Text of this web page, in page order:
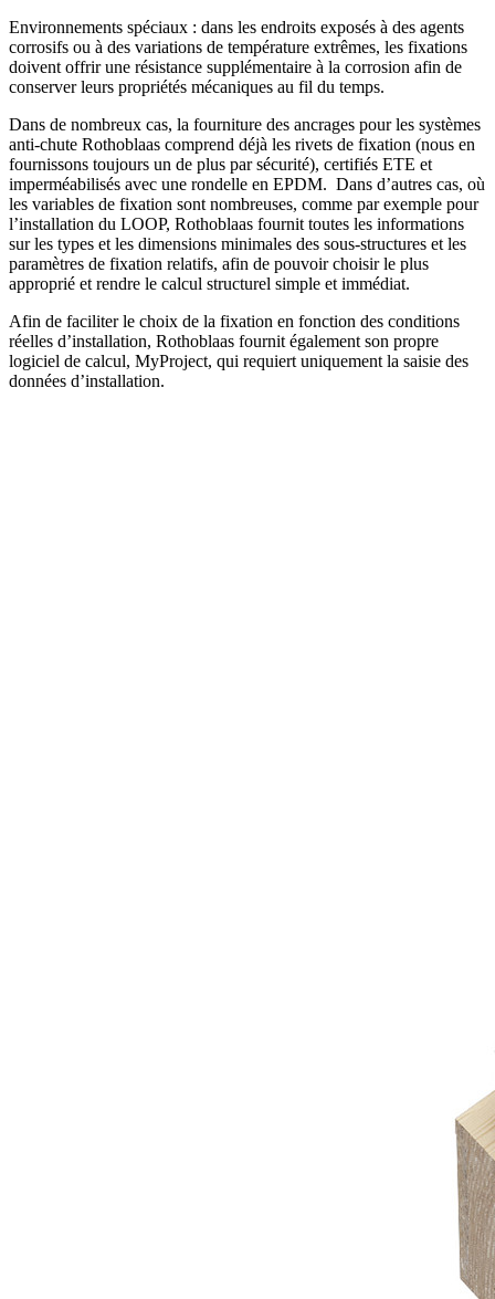
Environnements spéciaux : dans les endroits exposés à des agents
corrosifs ou à des variations de température extrêmes, les fixations
doivent offrir une résistance supplémentaire à la corrosion afin de
conserver leurs propriétés mécaniques au fil du temps.
Dans de nombreux cas, la fourniture des ancrages pour les systèmes
anti-chute Rothoblaas comprend déjà les rivets de fixation (nous en
fournissons toujours un de plus par sécurité), certifiés ETE et
imperméabilisés avec une rondelle en EPDM. Dans d’autres cas, où
les variables de fixation sont nombreuses, comme par exemple pour
l’installation du LOOP, Rothoblaas fournit toutes les informations
sur les types et les dimensions minimales des sous-structures et les
paramètres de fixation relatifs, afin de pouvoir choisir le plus
approprié et rendre le calcul structurel simple et immédiat.
Afin de faciliter le choix de la fixation en fonction des conditions
réelles d’installation, Rothoblaas fournit également son propre
logiciel de calcul, MyProject, qui requiert uniquement la saisie des
données d’installation.